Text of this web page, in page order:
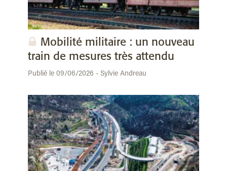
Mobilité militaire : un nouveau
train de mesures très attendu
Publié le 09/06/2026 - Sylvie Andreau